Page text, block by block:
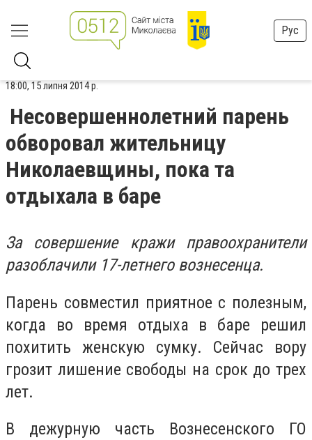
Рус
18:00, 15 липня 2014 р.
Несовершеннолетний парень
обворовал жительницу
Николаевщины, пока та
отдыхала в баре
За совершение кражи правоохранители
разоблачили 17-летнего вознесенца.
Парень совместил приятное с полезным,
когда во время отдыха в баре решил
похитить женскую сумку. Сейчас вору
грозит лишение свободы на срок до трех
лет.
В дежурную часть Вознесенского ГО